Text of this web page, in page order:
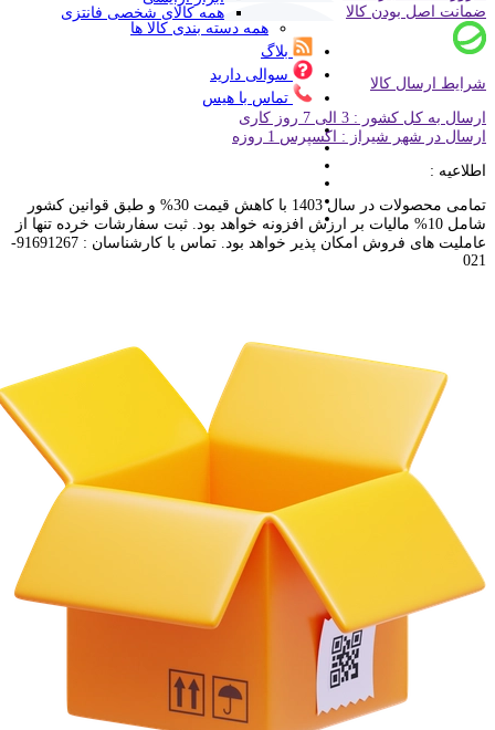
همه کالای شخصی فانتزی
همه دسته بندی کالا ها
بلاگ
سوالی دارید
تماس با هیس
ضمانت اصل بودن کالا
شرایط ارسال کالا
ارسال به کل کشور : 3 الی 7 روز کاری
ارسال در شهر شیراز : اکسپرس 1 روزه
اطلاعیه :
تمامی محصولات در سال 1403 با کاهش قیمت 30% و طبق قوانین کشور
شامل 10% مالیات بر ارزش افزونه خواهد بود. ثبت سفارشات خرده تنها از
عاملیت های فروش امکان پذیر خواهد بود. تماس با کارشناسان : 91691267-
021